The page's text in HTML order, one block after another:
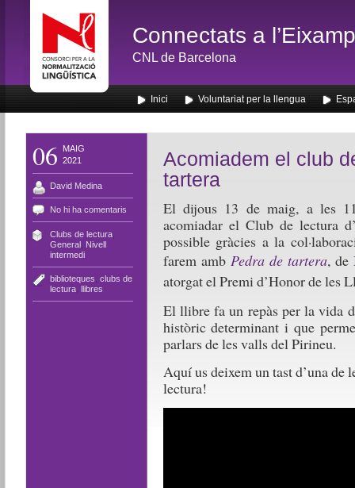
Connectats a
CNL de Barcelona
Inici Voluntariat per la llengua
06
MAIG
2021
David Medina
No hi ha comentaris
Clubs de lectura,
General, Nivell
intermedi
biblioteques clubs de
lectura, llibres
Acomiadem el club
tartera
El dijous 13 de maig, a les
acomiadar el Club de lectura
possible gràcies a la
farem amb Pedra de tartera, de
atorgat el Premi d’Honor de les
El llibre fa un repàs per la vida
històric determinant i que
parlars de les valls del Pirineu.
Aquí us deixem un tast d’una de
lectura!